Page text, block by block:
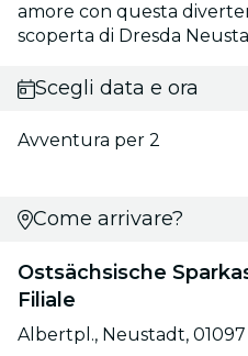
amore con questa
scoperta di Dresda
Scegli data e ora
Avventura per 2
Come arrivare?
Ostsächsische
Filiale
Albertpl., Neustadt, 01097